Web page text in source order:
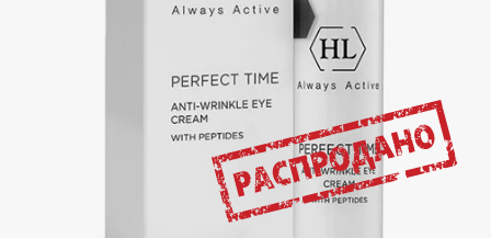
Уменьшает выраженность морщин